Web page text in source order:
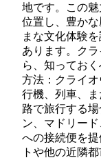
地です。この
位置し、豊か
まな文化体験
あります。ク
ら、知ってお
方法：クライ
行機、列車、
路で旅行する
ン、マドリー
への接続便を
トや他の近隣